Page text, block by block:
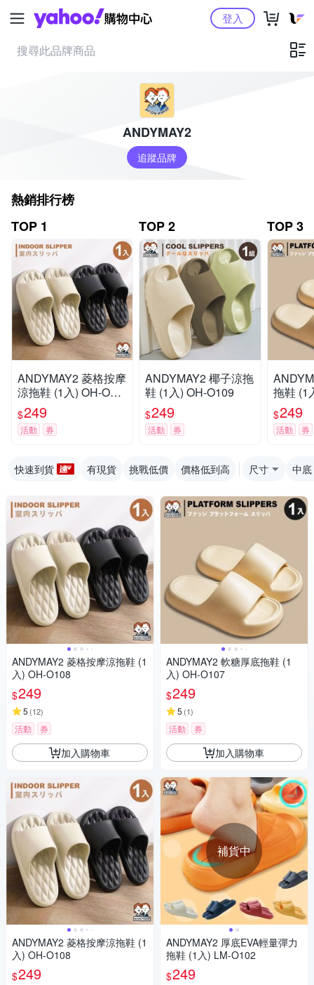
Yahoo購物中心登入
ANDYMAY2
追蹤品牌
熱銷排行榜
TOP 1
ANDYMAY2 菱格按摩
涼拖鞋 (1入) OH-O10
$249
活動 券
TOP 2
ANDYMAY2 椰子涼拖
鞋 (1入) OH-O109
$249
活動 券
TOP 3
拖鞋 (1
$249
活動 券
快速到貨 有現貨 挑戰低價 價格低到高 尺寸 中底
ANDYMAY2 菱格按摩涼拖鞋 (1
入) OH-O108
$249
5 (12)
活動 券
加入購物車
ANDYMAY2 菱格按摩涼拖鞋 (1
入) OH-O108
$249
ANDYMAY2 軟糖厚底拖鞋 (1
入) OH-O107
$249
5 (1)
活動 券
加入購物車
補貨中
ANDYMAY2 厚底EVA輕量彈力
拖鞋 (1入) LM-O102
$249